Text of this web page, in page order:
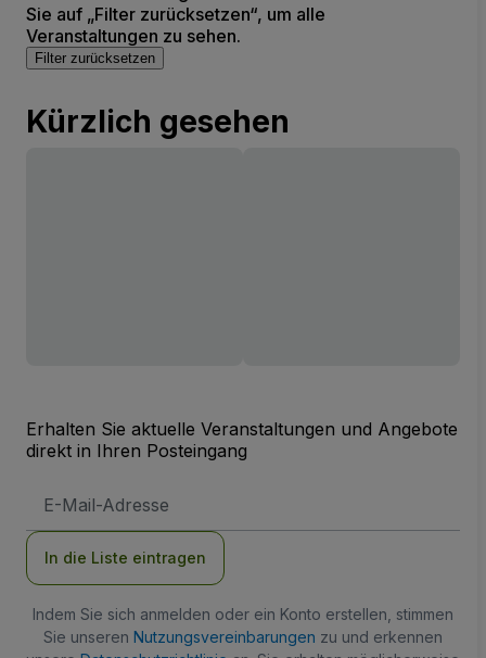
Sie auf „Filter zurücksetzen“, um alle
Veranstaltungen zu sehen.
Filter zurücksetzen
Kürzlich gesehen
Erhalten Sie aktuelle Veranstaltungen und Angebote
direkt in Ihren Posteingang
Mail-
In die Liste eintragen
Indem Sie sich anmelden oder ein Konto erstellen, stimmen
Sie unseren Nutzungsvereinbarungen zu und erkennen